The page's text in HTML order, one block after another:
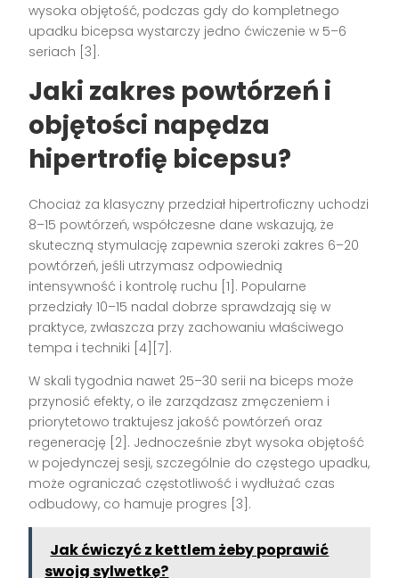
wysoka objętość, podczas gdy do kompletnego
upadku bicepsa wystarczy jedno ćwiczenie w 5–6
seriach [3].
Jaki zakres powtórzeń i
objętości napędza
hipertrofię bicepsu?
Chociaż za klasyczny przedział hipertroficzny uchodzi
8–15 powtórzeń, współczesne dane wskazują, że
skuteczną stymulację zapewnia szeroki zakres 6–20
powtórzeń, jeśli utrzymasz odpowiednią
intensywność i kontrolę ruchu [1]. Popularne
przedziały 10–15 nadal dobrze sprawdzają się w
praktyce, zwłaszcza przy zachowaniu właściwego
tempa i techniki [4][7].
W skali tygodnia nawet 25–30 serii na biceps może
przynosić efekty, o ile zarządzasz zmęczeniem i
priorytetowo traktujesz jakość powtórzeń oraz
regenerację [2]. Jednocześnie zbyt wysoka objętość
w pojedynczej sesji, szczególnie do częstego upadku,
może ograniczać częstotliwość i wydłużać czas
odbudowy, co hamuje progres [3].
Jak ćwiczyć z kettlem żeby poprawić
swoją sylwetkę?